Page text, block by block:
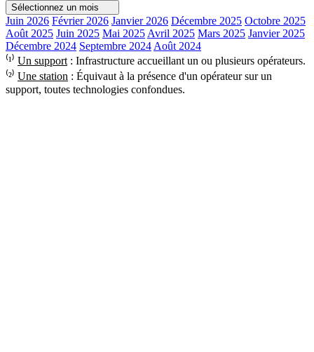
Sélectionnez un mois
Juin 2026 Février 2026 Janvier 2026 Décembre 2025 Octobre 2025
Août 2025 Juin 2025 Mai 2025 Avril 2025 Mars 2025 Janvier 2025
Décembre 2024 Septembre 2024 Août 2024
⁽¹⁾ Un support : Infrastructure accueillant un ou plusieurs opérateurs.
⁽²⁾ Une station : Équivaut à la présence d'un opérateur sur un
support, toutes technologies confondues.